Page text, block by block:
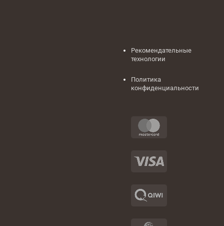
Рекомендательные
технологии
Политика
конфиденциальности